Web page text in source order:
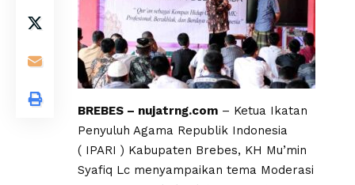
BREBES – nujatrng.com – Ketua Ikatan
Penyuluh Agama Republik Indonesia
( IPARI ) Kabupaten Brebes, KH Mu’min
Syafiq Lc menyampaikan tema Moderasi